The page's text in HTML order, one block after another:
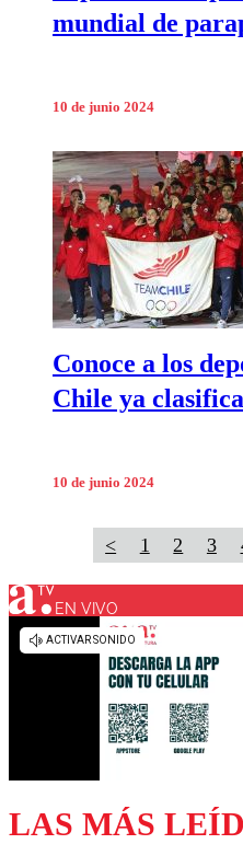
mundial de
10 de junio 2024
Conoce a los
Chile ya
10 de junio 2024
< 1 2 3
EN VIVO
LAS MÁS